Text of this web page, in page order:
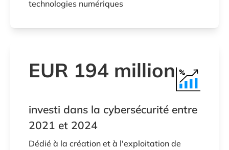
technologies numériques
EUR 194 million
investi dans la cybersécurité entre
2021 et 2024
Dédié à la création et à l'exploitation de